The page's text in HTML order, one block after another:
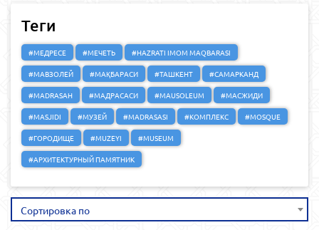
Теги
#МЕДРЕСЕ #МЕЧЕТЬ
#HAZRATI IMOM MAQBARASI
#МАВЗОЛЕЙ
#МАҚБАРАСИ #ТАШКЕНТ
#САМАРКАНД
#MADRASAH
#МАДРАСАСИ #MAUSOLEUM
#МАСЖИДИ
#MASJIDI
#МУЗЕЙ #MADRASASI #КОМПЛЕКС
#MOSQUE
#ГОРОДИЩЕ
#MUZEYI
#MUSEUM
#АРХИТЕКТУРНЫЙ ПАМЯТНИК
Сортировка по